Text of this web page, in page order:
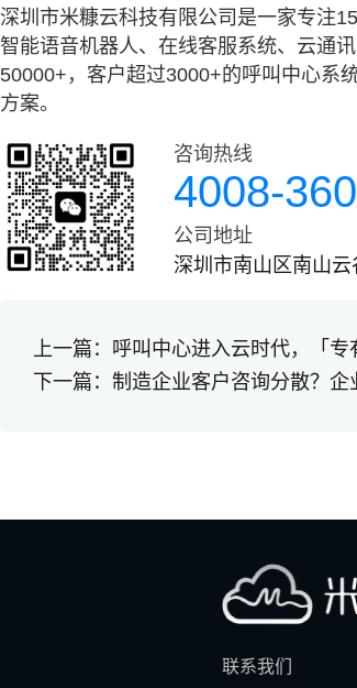
深圳市米糠云科技有限公司是一家专注
智能语音机器人、在线客服系统、云通
50000+，客户超过3000+的呼叫中心系
方案。
咨询热线
4008-
公司地址
深圳市南山区南山
上一篇： 呼叫中心进入云时代，「专
下一篇：制造企业客户咨询分散？
联系我们